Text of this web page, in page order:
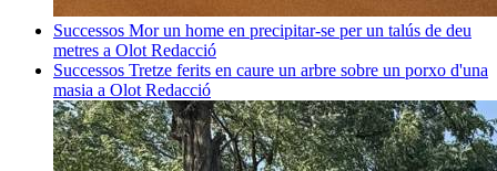
Successos Mor un home en precipitar-se per un talús de deu
metres a Olot Redacció
Successos Tretze ferits en caure un arbre sobre un porxo d'una
masia a Olot Redacció